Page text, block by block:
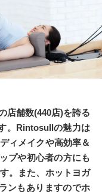
店舗数(440店)を誇る
。Rintosullの魅力は
ィメイクや高効率＆
プや初心者の方にも
。
また、ホットヨガ
ンもありますのでホ